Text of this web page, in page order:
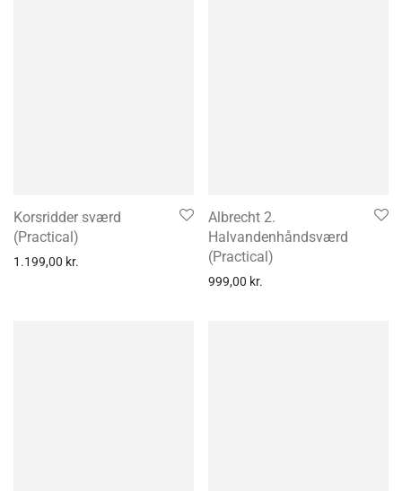
Korsridder sværd
(Practical)
1.199,00 kr.
Albrecht 2.
Halvandenhåndsværd
(Practical)
999,00 kr.